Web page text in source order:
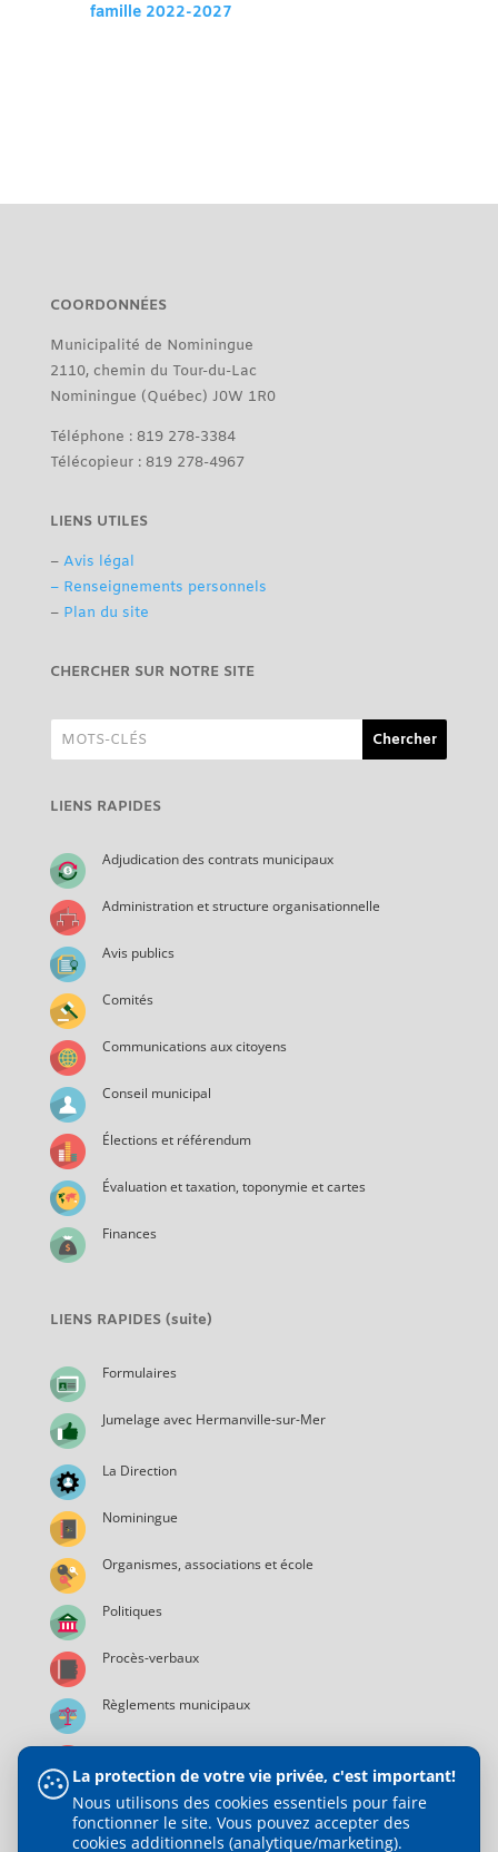
famille 2022-2027
COORDONNÉES
Municipalité de Nominingue
2110, chemin du Tour-du-Lac
Nominingue (Québec) J0W 1R0
Téléphone : 819 278-3384
Télécopieur : 819 278-4967
LIENS UTILES
– Avis légal
– Renseignements personnels
– Plan du site
CHERCHER SUR NOTRE SITE
LIENS RAPIDES
Adjudication des contrats municipaux
Administration et structure organisationnelle
Avis publics
Comités
Communications aux citoyens
Conseil municipal
Élections et référendum
Évaluation et taxation, toponymie et cartes
Finances
LIENS RAPIDES (suite)
Formulaires
Jumelage avec Hermanville-sur-Mer
La Direction
Nominingue
Organismes, associations et école
Politiques
Procès-verbaux
Règlements municipaux
Services municipaux
La protection de votre vie privée, c'est important!
Nous utilisons des cookies essentiels pour faire
fonctionner le site. Vous pouvez accepter des
cookies additionnels (analytique/marketing).